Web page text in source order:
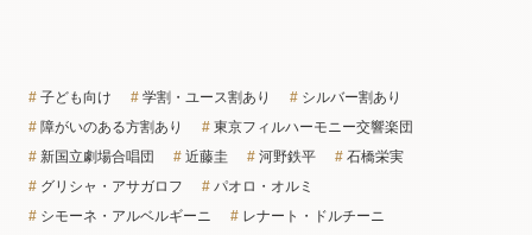
子ども向け 学割・ユース割あり
シルバー割あり
障がいのある方割あり
東京フィルハーモニー交響楽団
新国立劇場合唱団
近藤圭 河野鉄平
石橋栄実
グリシャ・アサガロフ
パオロ・オルミ
シモーネ・アルベルギーニ
レナート・ドルチーニ